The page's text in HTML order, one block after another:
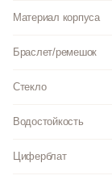
Материал корпуса
Браслет/ремешок
Стекло
Водостойкость
Циферблат